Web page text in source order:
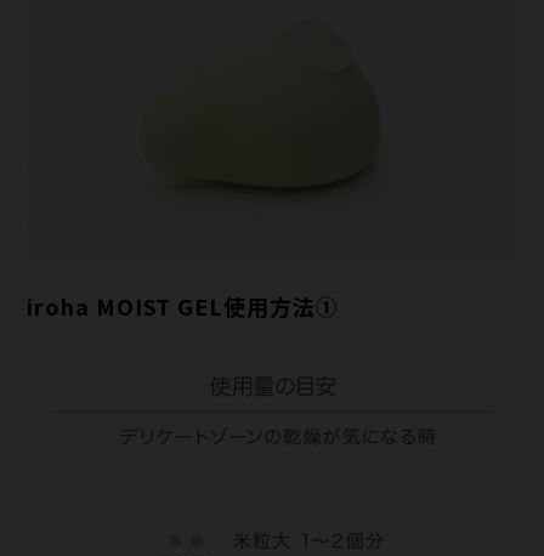
iroha MOIST GEL使用方法①